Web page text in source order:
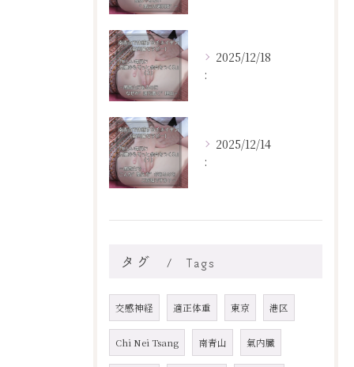
2025/12/18
:
2025/12/14
:
タグ Tags
交感神経 適正体重 東京 港区
Chi Nei Tsang 南青山 氣内臓